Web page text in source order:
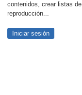
contenidos, crear listas de
reproducción...
Iniciar sesión